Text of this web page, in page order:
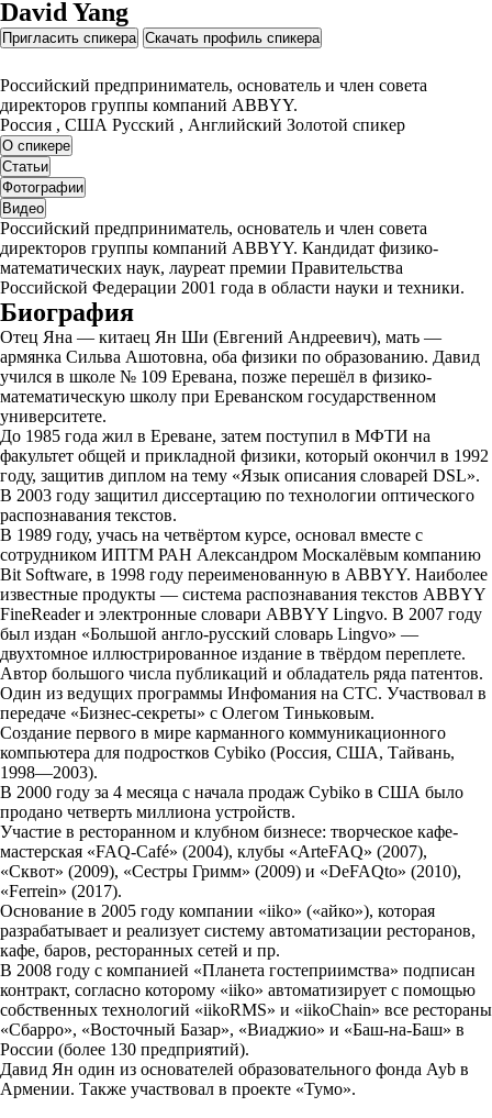
David Yang
Пригласить спикера Скачать профиль спикера
Российский предприниматель, основатель и член совета
директоров группы компаний ABBYY.
Россия , США Русский , Английский Золотой спикер
О спикере
Статьи
Фотографии
Видео
Российский предприниматель, основатель и член совета
директоров группы компаний ABBYY. Кандидат физико-
математических наук, лауреат премии Правительства
Российской Федерации 2001 года в области науки и техники.
Биография
Отец Яна — китаец Ян Ши (Евгений Андреевич), мать —
армянка Сильва Ашотовна, оба физики по образованию. Давид
учился в школе № 109 Еревана, позже перешёл в физико-
математическую школу при Ереванском государственном
университете.
До 1985 года жил в Ереване, затем поступил в МФТИ на
факультет общей и прикладной физики, который окончил в 1992
году, защитив диплом на тему «Язык описания словарей DSL».
В 2003 году защитил диссертацию по технологии оптического
распознавания текстов.
В 1989 году, учась на четвёртом курсе, основал вместе с
сотрудником ИПТМ РАН Александром Москалёвым компанию
Bit Software, в 1998 году переименованную в ABBYY. Наиболее
известные продукты — система распознавания текстов ABBYY
FineReader и электронные словари ABBYY Lingvo. В 2007 году
был издан «Большой англо-русский словарь Lingvo» —
двухтомное иллюстрированное издание в твёрдом переплете.
Автор большого числа публикаций и обладатель ряда патентов.
Один из ведущих программы Инфомания на СТС. Участвовал в
передаче «Бизнес-секреты» с Олегом Тиньковым.
Создание первого в мире карманного коммуникационного
компьютера для подростков Cybiko (Россия, США, Тайвань,
1998—2003).
В 2000 году за 4 месяца с начала продаж Cybiko в США было
продано четверть миллиона устройств.
Участие в ресторанном и клубном бизнесе: творческое кафе-
мастерская «FAQ-Café» (2004), клубы «ArteFAQ» (2007),
«Сквот» (2009), «Сестры Гримм» (2009) и «DeFAQto» (2010),
«Ferrein» (2017).
Основание в 2005 году компании «iiko» («айко»), которая
разрабатывает и реализует систему автоматизации ресторанов,
кафе, баров, ресторанных сетей и пр.
В 2008 году с компанией «Планета гостеприимства» подписан
контракт, согласно которому «iiko» автоматизирует с помощью
собственных технологий «iikoRMS» и «iikoChain» все рестораны
«Сбарро», «Восточный Базар», «Виаджио» и «Баш-на-Баш» в
России (более 130 предприятий).
Давид Ян один из основателей образовательного фонда Ayb в
Армении. Также участвовал в проекте «Тумо».